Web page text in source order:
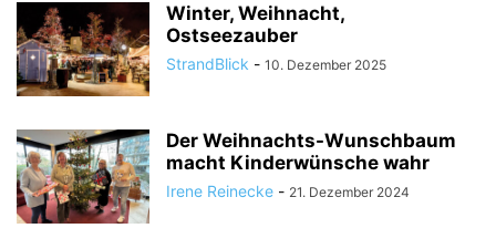
Winter, Weihnacht,
Ostseezauber
StrandBlick - 10. Dezember 2025
Der Weihnachts-Wunschbaum
macht Kinderwünsche wahr
Irene Reinecke - 21. Dezember 2024